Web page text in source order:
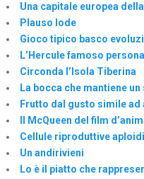
Una capitale europea
Plauso lode
Gioco tipico basco
L’Hercule famoso
Circonda l’Isola Tiberina
La bocca che mantiene
Frutto dal gusto simile ad
Il McQueen del film
Cellule riproduttive aploidi
Un andirivieni
Lo è il piatto che